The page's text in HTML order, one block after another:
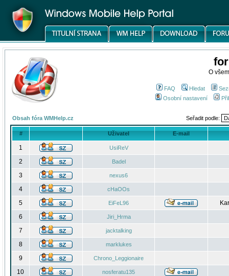
O
FAQ Hledat
Osobní nastavení
Obsah fóra WMHelp.cz Seřadit podle:
# Uživatel E-mail
1 UsiReV
2 Badel
3 nexus6
4 cHaOOs
5 EiFeL96
6
Jiri_Hrma
7 jacktalking
8 marklukes
9 Chrono_Leggionaire
10 nosferatu135